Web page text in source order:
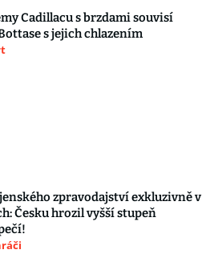
Cadillacu s brzdami souvisí
s jejich chlazením
zpravodajství exkluzivně v
Česku hrozil vyšší stupeň